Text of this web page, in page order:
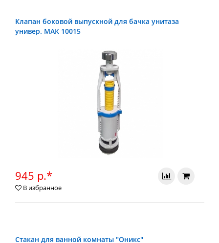
Клапан боковой выпускной для бачка унитаза
универ. МАК 10015
945 р.*
В избранное
Стакан для ванной комнаты "Оникс"